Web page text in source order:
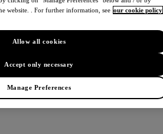
website. . For further information, see our cookie policy
Manage Preferences
Accept only necessary
Allow all cookies